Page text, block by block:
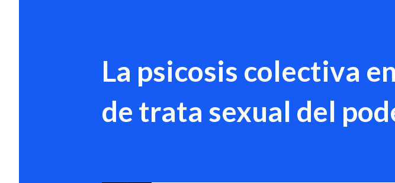
La psicosis colectiva
de trata sexual del